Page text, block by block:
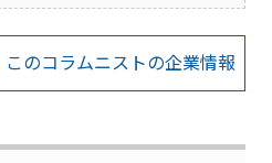
このコラムニストの企業情報